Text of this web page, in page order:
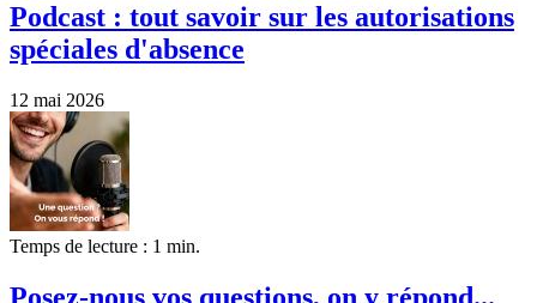
Podcast : tout savoir sur les autorisations
spéciales d'absence
12 mai 2026
Temps de lecture : 1 min.